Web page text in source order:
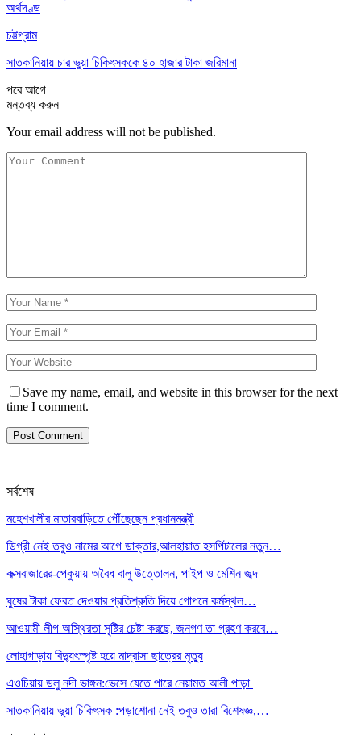
অর্থদণ্ড
চট্টগ্রাম
সাতকানিয়ায় চার ভুয়া চিকিৎসককে ৪০ হাজার টাকা জরিমানা
পরেআগে
মন্তব্য করুন
Your email address will not be published.
Save my name, email, and website in this browser for the next
time I comment.
সর্বশেষ
মহেশখালীর মাতারবাড়িতে পৌঁছেছেন প্রধানমন্ত্রী
ডিগ্রী নেই তবুও নামের আগে ডাক্তার,আলহায়াত হসপিটালের নতুন…
কক্সবাজারের-পেকুয়ায় অবৈধ বালু উত্তোলন, পাইপ ও মেশিন জব্দ
ঘুষের টাকা ফেরত দেওয়ার প্রতিশ্রুতি দিয়ে গোপনে কর্মস্থল…
আওয়ামী লীগ অস্থিরতা সৃষ্টির চেষ্টা করছে, জনগণ তা গ্রহণ করবে…
লোহাগাড়ায় বিদ্যুৎস্পৃষ্ট হয়ে মাদ্রাসা ছাত্রের মৃত্যু
এওচিয়ায় ডলু নদী ভাঙ্গন:ভেসে যেতে পারে নেয়ামত আলী পাড়া
সাতকানিয়ায় ভূয়া চিকিৎসক :পড়াশোনা নেই তবুও তারা বিশেষজ্ঞ,…